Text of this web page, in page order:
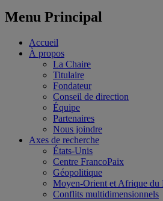
Menu Principal
Accueil
À propos
La Chaire
Titulaire
Fondateur
Conseil de direction
Équipe
Partenaires
Nous joindre
Axes de recherche
États-Unis
Centre FrancoPaix
Géopolitique
Moyen-Orient et Afrique du
Conflits multidimensionnels